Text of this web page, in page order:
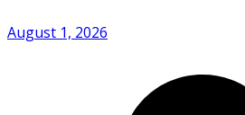
August 1, 2026